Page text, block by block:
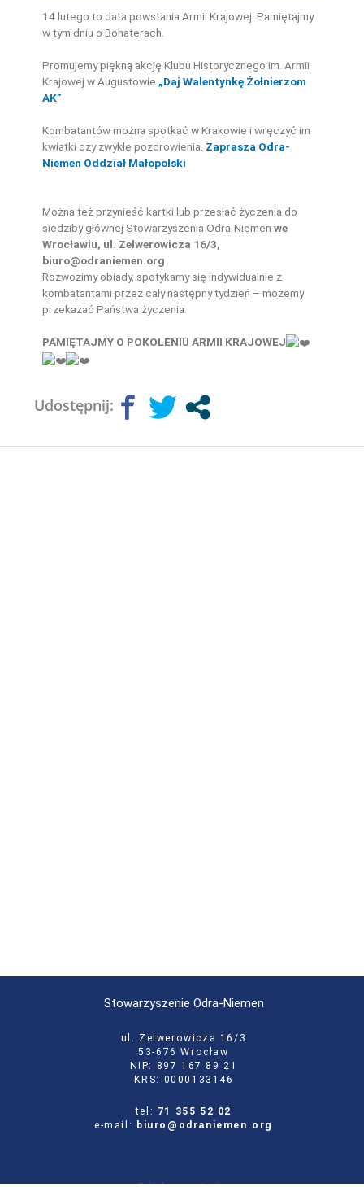
14 lutego to data powstania Armii Krajowej. Pamiętajmy
w tym dniu o Bohaterach.
Promujemy piękną akcję Klubu Historycznego im. Armii
Krajowej w Augustowie „Daj Walentynkę Żołnierzom
AK”
Kombatantów można spotkać w Krakowie i wręczyć im
kwiatki czy zwykłe pozdrowienia. Zaprasza Odra-
Niemen Oddział Małopolski
Można też przynieść kartki lub przesłać życzenia do
siedziby głównej Stowarzyszenia Odra-Niemenwe
Wrocławiu, ul. Zelwerowicza 16/3,
biuro@odraniemen.org
Rozwozimy obiady, spotykamy się indywidualnie z
kombatantami przez cały następny tydzień – możemy
przekazać Państwa życzenia.
PAMIĘTAJMY O POKOLENIU ARMII KRAJOWEJ
Udostępnij:
Stowarzyszenie Odra-Niemen
ul. Zelwerowicza 16/3
53-676 Wrocław
NIP: 897 167 89 21
KRS: 0000133146
tel: 71 355 52 02
e-mail:
biuro@odraniemen.org